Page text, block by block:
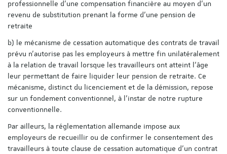
professionnelle d’une compensation financière au moyen d’un
revenu de substitution prenant la forme d’une pension de
retraite
b) le mécanisme de cessation automatique des contrats de travail
prévu n’autorise pas les employeurs à mettre fin unilatéralement
à la relation de travail lorsque les travailleurs ont atteint l’âge
leur permettant de faire liquider leur pension de retraite. Ce
mécanisme, distinct du licenciement et de la démission, repose
sur un fondement conventionnel, à l'instar de notre rupture
conventionnelle.
Par ailleurs, la réglementation allemande impose aux
employeurs de recueillir ou de confirmer le consentement des
travailleurs à toute clause de cessation automatique d’un contrat